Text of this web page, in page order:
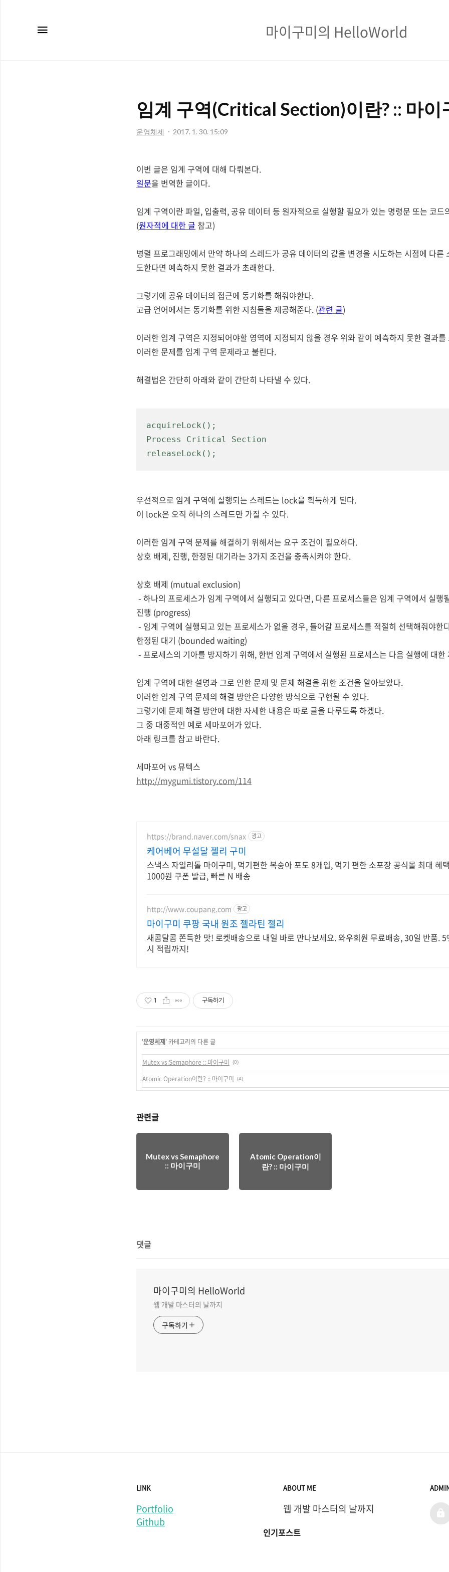
이
의
HelloWorld
마이구미의 HelloWorld
임계 구역(Critical Section)이란? :: 마이
운영체제 2017. 1. 30. 15:09
이번 글은 임계 구역에 대해 다뤄본다.
원문을 번역한 글이다.
임계 구역이란 파일, 입출력, 공유 데이터 등 원자적으로 실행할 필요가 있는 명령문 또는 코
(원자적에 대한 글 참고)
병렬 프로그래밍에서 만약 하나의 스레드가 공유 데이터의 값을 변경을 시도하는 시점에 다른
도한다면 예측하지 못한 결과가 초래한다.
그렇기에 공유 데이터의 접근에 동기화를 해줘야한다.
고급 언어에서는 동기화를 위한 지침들을 제공해준다. (관련 글)
이러한 임계 구역은 지정되어야할 영역에 지정되지 않을 경우 위와 같이 예측하지 못한 결과를
이러한 문제를 임계 구역 문제라고 불린다.
해결법은 간단히 아래와 같이 간단히 나타낼 수 있다.
acquireLock();
Process Critical Section
releaseLock();
우선적으로 임계 구역에 실행되는 스레드는 lock을 획득하게 된다.
이 lock은 오직 하나의 스레드만 가질 수 있다.
이러한 임계 구역 문제를 해결하기 위해서는 요구 조건이 필요하다.
상호 배제, 진행, 한정된 대기라는 3가지 조건을 충족시켜야 한다.
상호 배제 (mutual exclusion)
- 하나의 프로세스가 임계 구역에서 실행되고 있다면, 다른 프로세스들은 임계 구역에서 실행
진행 (progress)
- 임계 구역에 실행되고 있는 프로세스가 없을 경우, 들어갈 프로세스를 적절히 선택해줘야한
한정된 대기 (bounded waiting)
- 프로세스의 기아를 방지하기 위해, 한번 임계 구역에서 실행된 프로세스는 다음 실행에 대한
임계 구역에 대한 설명과 그로 인한 문제 및 문제 해결을 위한 조건을 알아보았다.
이러한 임계 구역 문제의 해결 방안은 다양한 방식으로 구현될 수 있다.
그렇기에 문제 해결 방안에 대한 자세한 내용은 따로 글을 다루도록 하겠다.
그 중 대중적인 예로 세마포어가 있다.
아래 링크를 참고 바란다.
세마포어 vs 뮤텍스
http://mygumi.tistory.com/114
https://brand.naver.com/snax 광고
케어베어 무설달 젤리 구미
스낵스 자일리톨 마이구미, 먹기편한 복숭아 포도 8개입, 먹기 편한 소포장 공식몰 최대 혜
1000원 쿠폰 발급, 빠른 N 배송
http://www.coupang.com 광고
마이구미 쿠팡 국내 원조 젤라틴 젤리
새콤달콤 쫀득한 맛! 로켓배송으로 내일 바로 만나보세요. 와우회원 무료배송, 30일 반품.
시 적립까지!
1 구독하기
'운영체제' 카테고리의 다른 글
Mutex vs Semaphore :: 마이구미 (0)
Atomic Operation이란? :: 마이구미 (4)
관련글
Mutex vs Semaphore
:: 마이구미
Atomic Operation이
란? :: 마이구미
댓글
마이구미의 HelloWorld
웹 개발 마스터의 날까지
구독하기
LINK
Portfolio
Github
ABOUT ME
웹 개발 마스터의 날까지
인기포스트